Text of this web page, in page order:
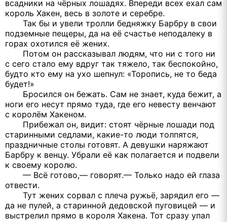
всадники на чёрных лошадях. Впереди всех ехал сам
король Хакен, весь в золоте и серебре.
Так бы и увели тролли бедняжку Барбру в свои
подземные пещеры, да на её счастье неподалеку в
горах охотился её жених.
Потом он рассказывал людям, что ни с того ни
с сего стало ему вдруг так тяжело, так беспокойно,
будто кто ему на ухо шепнул: «Торопись, не то беда
будет!»
Бросился он бежать. Сам не знает, куда бежит, а
ноги его несут прямо туда, где его невесту венчают
с королём Хакеном.
Прибежал он, видит: стоят чёрные лошади под
старинными седлами, какие-то люди толпятся,
праздничные столы готовят. А девушки наряжают
Барбру к венцу. Убрали её как полагается и подвели
к своему королю.
— Всё готово,— говорят.— Только надо ей глаза
отвести.
Тут жених сорвал с плеча ружьё, зарядил его —
да не пулей, а старинной дедовской пуговицей — и
выстрелил прямо в короля Хакена. Тот сразу упал